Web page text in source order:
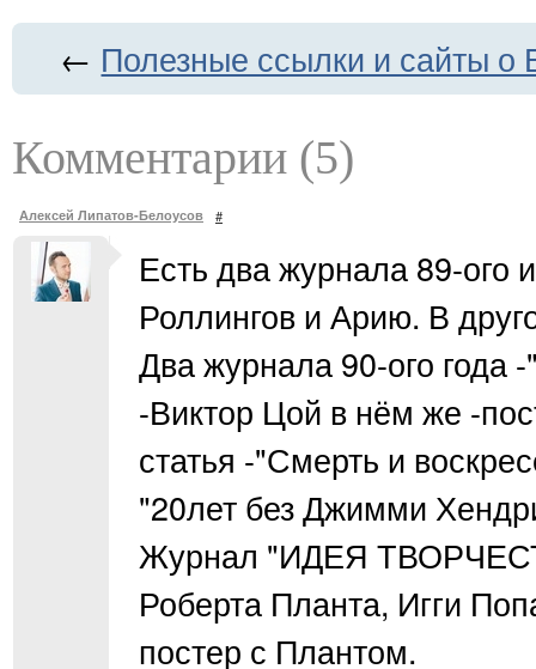
← Полезные ссылки и сайты о
Комментарии (5)
Алексей Липатов-Белоусов #
Есть два журнала 89-ого
Роллингов и Арию. В
Два журнала 90-ого
-Виктор Цой в нём же -
статья -"Смерть и
"20лет без Джимми
Журнал "ИДЕЯ
Роберта Планта, Игги
постер с Плантом.